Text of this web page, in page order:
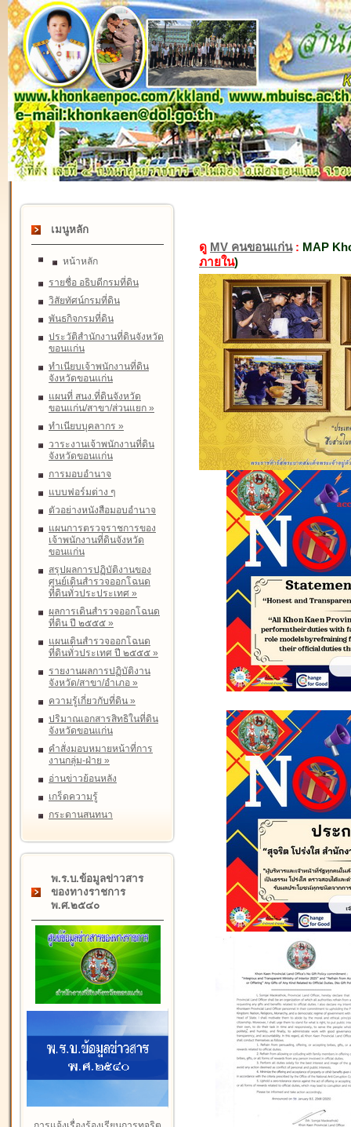
เมนูหลัก
หน้าหลัก
รายชื่อ อธิบดีกรมที่ดิน
วิสัยทัศน์กรมที่ดิน
พันธกิจกรมที่ดิน
ประวัติสำนักงานที่ดินจังหวัด
ขอนแก่น
ทำเนียบเจ้าพนักงานที่ดิน
จังหวัดขอนแก่น
แผนที่ สนง.ที่ดินจังหวัด
ขอนแก่น/สาขา/ส่วนแยก »
ทำเนียบบุคลากร »
วาระงานเจ้าพนักงานที่ดิน
จังหวัดขอนแก่น
การมอบอำนาจ
แบบฟอร์มต่าง ๆ
ตัวอย่างหนังสือมอบอำนาจ
แผนการตรวจราชการของ
เจ้าพนักงานที่ดินจังหวัด
ขอนแก่น
สรุปผลการปฏิบัติงานของ
ศูนย์เดินสำรวจออกโฉนด
ที่ดินทั่วประประเทศ »
ผลการเดินสำรวจออกโฉนด
ที่ดิน ปี ๒๕๕๕ »
แผนเดินสำรวจออกโฉนด
ที่ดินทั่วประเทศ ปี ๒๕๕๕ »
รายงานผลการปฏิบัติงาน
จังหวัด/สาขา/อำเภอ »
ความรู้เกี่ยวกับที่ดิน »
ปริมาณเอกสารสิทธิในที่ดิน
จังหวัดขอนแก่น
คำสั่งมอบหมายหน้าที่การ
งานกลุ่ม-ฝ่าย »
อ่านข่าวย้อนหลัง
เกร็ดความรู้
กระดานสนทนา
พ.ร.บ.ข้อมูลข่าวสาร
ของทางราชการ
พ.ศ.๒๕๔๐
ดู MV คนขอนแก่น: MAP
ภายใน)